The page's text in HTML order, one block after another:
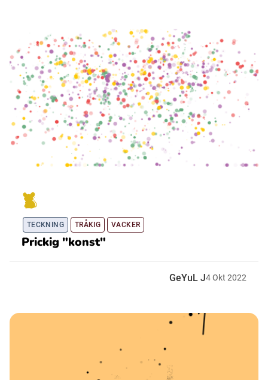
TECKNING TRÅKIG VACKER
Prickig "konst"
GeYuL J4Okt 2022